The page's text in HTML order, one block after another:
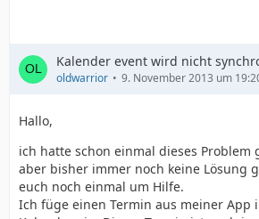
Kalender event wird nicht
oldwarrior 9. November 2013 um
Hallo,
ich hatte schon einmal dieses Problem
aber bisher immer noch keine Lösung
euch noch einmal um Hilfe.
Ich füge einen Termin aus meiner App